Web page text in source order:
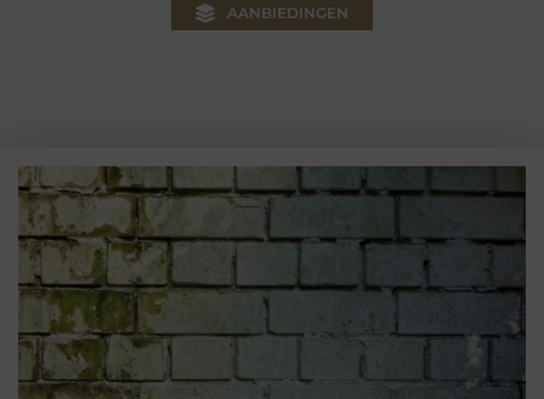
AANBIEDINGEN